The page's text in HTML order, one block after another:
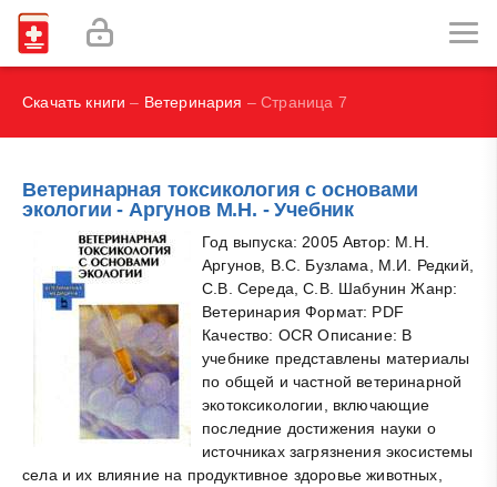
И.В., Брегель Л.В., Субботин В.М.
Фокин В. А.
Скачать книги – Ветеринария – Страница 7
Ветеринарная токсикология с основами
экологии - Аргунов М.Н. - Учебник
Год выпуска: 2005 Автор: М.Н.
Аргунов, В.С. Бузлама, М.И. Редкий,
С.В. Середа, С.В. Шабунин Жанр:
Ветеринария Формат: PDF
Качество: OCR Описание: В
учебнике представлены материалы
по общей и частной ветеринарной
экотоксикологии, включающие
последние достижения науки о
источниках загрязнения экосистемы
села и их влияние на продуктивное здоровье животных,